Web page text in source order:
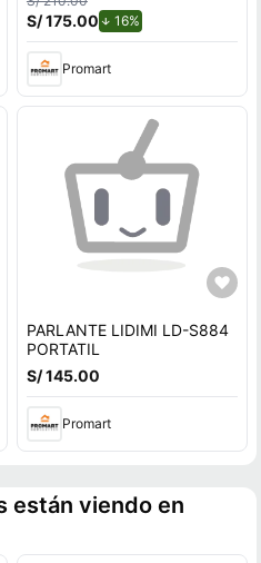
S/ 175.00 16%de descuento.
Promart
PARLANTE LIDIMI LD-S884
PORTATIL
S/ 145.00
Promart
están viendo en